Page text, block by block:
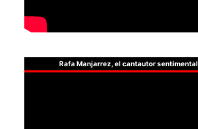
Rafa Manjarrez, el cantautor sentimental